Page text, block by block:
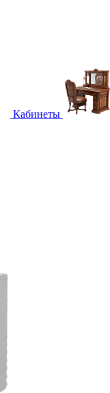
Кабинеты